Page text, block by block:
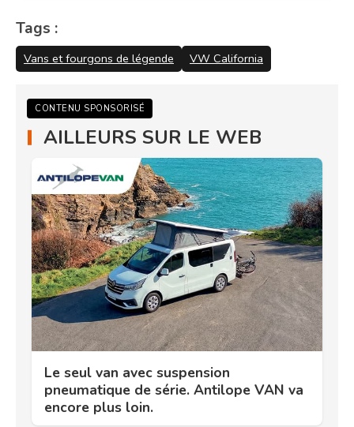
Tags :
Vans et fourgons de légende VW California
CONTENU SPONSORISÉ
AILLEURS SUR LE WEB
Le seul van avec suspension
pneumatique de série. Antilope VAN va
encore plus loin.